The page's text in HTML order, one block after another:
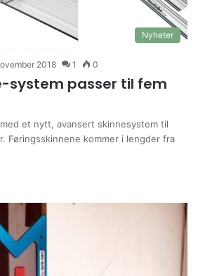
Nyheter
2018 1 0
system passer til fem
et nytt, avansert skinnesystem til
Føringsskinnene kommer i lengder fra